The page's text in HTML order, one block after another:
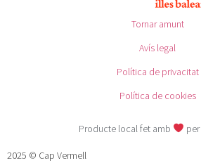
Tornar amunt
Avís legal
Política de privacitat
Política de cookies
Producte local fet amb per
2025 © Cap Vermell